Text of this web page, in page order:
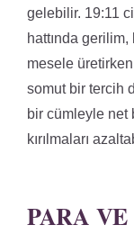
gelebilir. 19:11
hattında
mesele
somut bir tercih
bir cümleyle net
kırılmaları
PARA